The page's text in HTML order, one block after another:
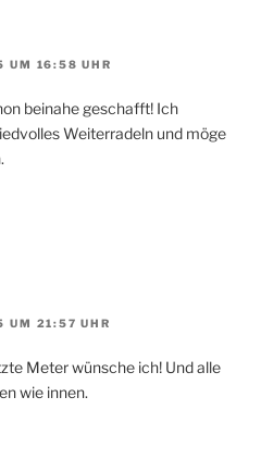
UM 16:58 UHR
beinahe geschafft! Ich
Weiterradeln und möge
UM 21:57 UHR
Meter wünsche ich! Und alle
wie innen.